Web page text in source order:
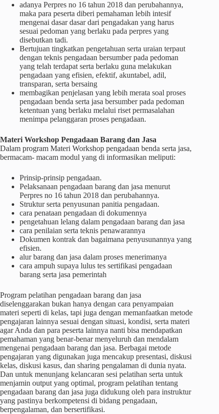
adanya Perpres no 16 tahun 2018 dan perubahannya,
maka para peserta diberi pemahaman lebih intesif
mengenai dasar dasar dari pengadakan yang harus
sesuai pedoman yang berlaku pada perpres yang
disebutkan tadi.
Bertujuan tingkatkan pengetahuan serta uraian terpaut
dengan teknis pengadaan bersumber pada pedoman
yang telah terdapat serta berlaku guna melakukan
pengadaan yang efisien, efektif, akuntabel, adil,
transparan, serta bersaing
membagikan penjelasan yang lebih merata soal proses
pengadaan benda serta jasa bersumber pada pedoman
ketentuan yang berlaku melalui riset permasalahan
menimpa pelanggaran proses pengadaan.
Materi Workshop Pengadaan Barang dan Jasa
Dalam program Materi Workshop pengadaan benda serta jasa,
bermacam- macam modul yang di informasikan meliputi:
Prinsip-prinsip pengadaan.
Pelaksanaan pengadaan barang dan jasa menurut
Perpres no 16 tahun 2018 dan perubahannya.
Struktur serta penyusunan panitia pengadaan.
cara penataan pengadaan di dokumennya
pengetahuan lelang dalam pengadaan barang dan jasa
cara penilaian serta teknis penawarannya
Dokumen kontrak dan bagaimana penyusunannya yang
efisien.
alur barang dan jasa dalam proses menerimanya
cara ampuh supaya lulus tes sertifikasi pengadaan
barang serta jasa pemerintah
Program pelatihan pengadaan barang dan jasa
diselenggarakan bukan hanya dengan cara penyampaian
materi seperti di kelas, tapi juga dengan memanfaatkan metode
pengajaran lainnya sesuai dengan situasi, kondisi, serta materi
agar Anda dan para peserta lainnya nanti bisa mendapatkan
pemahaman yang benar-benar menyeluruh dan mendalam
mengenai pengadaan barang dan jasa. Berbagai metode
pengajaran yang digunakan juga mencakup presentasi, diskusi
kelas, diskusi kasus, dan sharing pengalaman di dunia nyata.
Dan untuk menunjang kelancaran sesi pelatihan serta untuk
menjamin output yang optimal, program pelatihan tentang
pengadaan barang dan jasa juga didukung oleh para instruktur
yang pastinya berkompetensi di bidang pengadaan,
berpengalaman, dan bersertifikasi.